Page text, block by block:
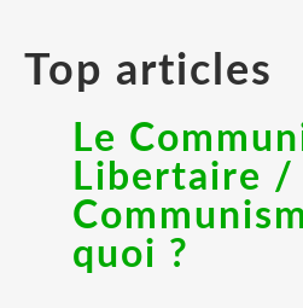
Top articles
Le
Libertaire /
quoi ?